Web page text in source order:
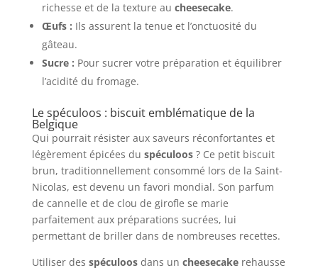
richesse et de la texture au cheesecake.
Œufs : Ils assurent la tenue et l’onctuosité du
gâteau.
Sucre : Pour sucrer votre préparation et équilibrer
l’acidité du fromage.
Le spéculoos : biscuit emblématique de la
Belgique
Qui pourrait résister aux saveurs réconfortantes et
légèrement épicées du spéculoos? Ce petit biscuit
brun, traditionnellement consommé lors de la Saint-
Nicolas, est devenu un favori mondial. Son parfum
de cannelle et de clou de girofle se marie
parfaitement aux préparations sucrées, lui
permettant de briller dans de nombreuses recettes.
Utiliser des spéculoosdans un cheesecakerehausse